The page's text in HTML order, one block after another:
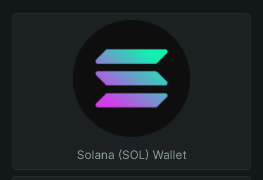
Solana (SOL) Wallet